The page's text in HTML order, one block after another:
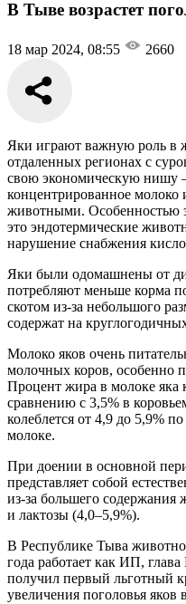
В Тыве возрастет
18 мар 2024, 08:55 2660
Яки играют важную роль в
отдаленных регионах с
свою экономическую нишу
концентрированное
животными. Особенностью
это эндотермические
нарушение снабжения
Яки были одомашнены от
потребляют меньше корма
скотом из-за небольшого
содержат на
Молоко яков очень
молочных коров, особенно
Процент жира в молоке яка
сравнению с 3,5% в
колеблется от 4,9 до 5,9%
молоке.
При доении в основной
представляет собой
из-за большего содержания
и лактозы (4,0–5,9%).
В Республике Тыва
года работает как ИП,
получил первый льготный
увеличения поголовья яков